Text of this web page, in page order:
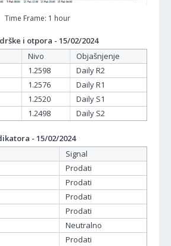
Time Frame: 1 hour
i otpora - 15/02/2024
Nivo
Objašnjenje
1.2598
Daily R2
1.2576
Daily R1
1.2520
Daily S1
1.2498 Daily S2
- 15/02/2024
Signal
Prodati
Prodati
Prodati
Prodati
Neutralno
Prodati